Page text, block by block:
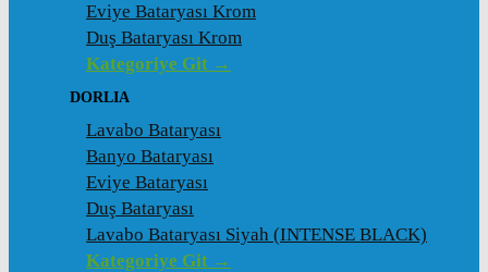
Eviye Bataryası Krom
Duş Bataryası Krom
Kategoriye Git →
DORLIA
Lavabo Bataryası
Banyo Bataryası
Eviye Bataryası
Duş Bataryası
Lavabo Bataryası Siyah (INTENSE BLACK)
Kategoriye Git →